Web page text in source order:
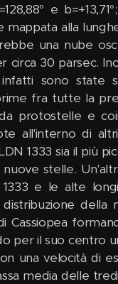
e
alla
una nube
circa 30 parsec.
sono
fra tutte la
protostelle e
all'interno di
1333 sia il più
stelle.
e le alte
per il suo centro
una velocità di
media delle